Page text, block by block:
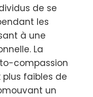
de se
les
à une
La
compassion
faibles de
un